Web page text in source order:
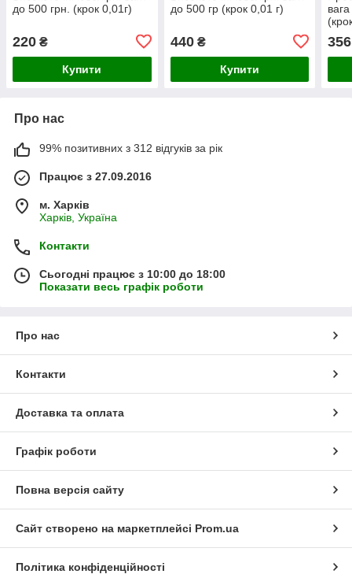
до 500 грн. (крок 0,01г)
220 ₴
Купити
до 500 гр (крок 0,01 г)
440₴
Купити
356
Про нас
99% позитивних з 312 відгуків за рік
Працює з 27.09.2016
м. Харків
Харків, Україна
Контакти
Сьогодні працює з 10:00 до 18:00
Показати весь графік роботи
Про нас
Контакти
Доставка та оплата
Графік роботи
Повна версія сайту
Сайт створено на маркетплейсі Prom.ua
Політика конфіденційності